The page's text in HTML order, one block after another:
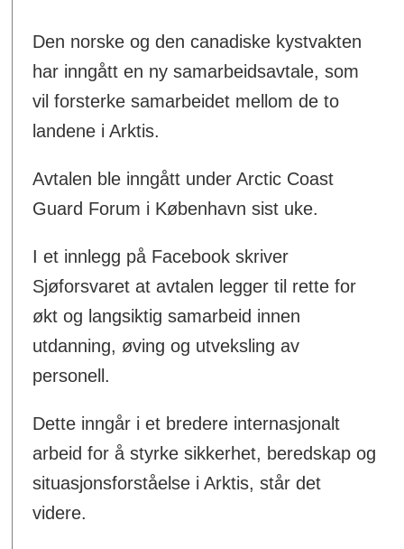
Den norske og den canadiske kystvakten
har inngått en ny samarbeidsavtale, som
vil forsterke samarbeidet mellom de to
landene i Arktis.
Avtalen ble inngått under Arctic Coast
Guard Forum i København sist uke.
I et innlegg på Facebook skriver
Sjøforsvaret at avtalen legger til rette for
økt og langsiktig samarbeid innen
utdanning, øving og utveksling av
personell.
Dette inngår i et bredere internasjonalt
arbeid for å styrke sikkerhet, beredskap og
situasjonsforståelse i Arktis, står det
videre.